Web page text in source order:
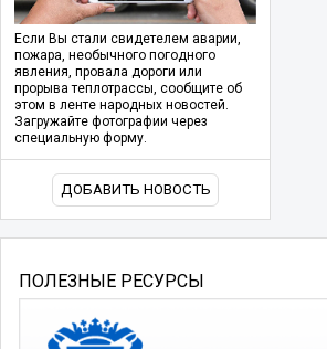
Если Вы стали свидетелем аварии,
пожара, необычного погодного
явления, провала дороги или
прорыва теплотрассы, сообщите об
этом в ленте народных новостей.
Загружайте фотографии через
специальную форму.
ДОБАВИТЬ НОВОСТЬ
ПОЛЕЗНЫЕ РЕСУРСЫ